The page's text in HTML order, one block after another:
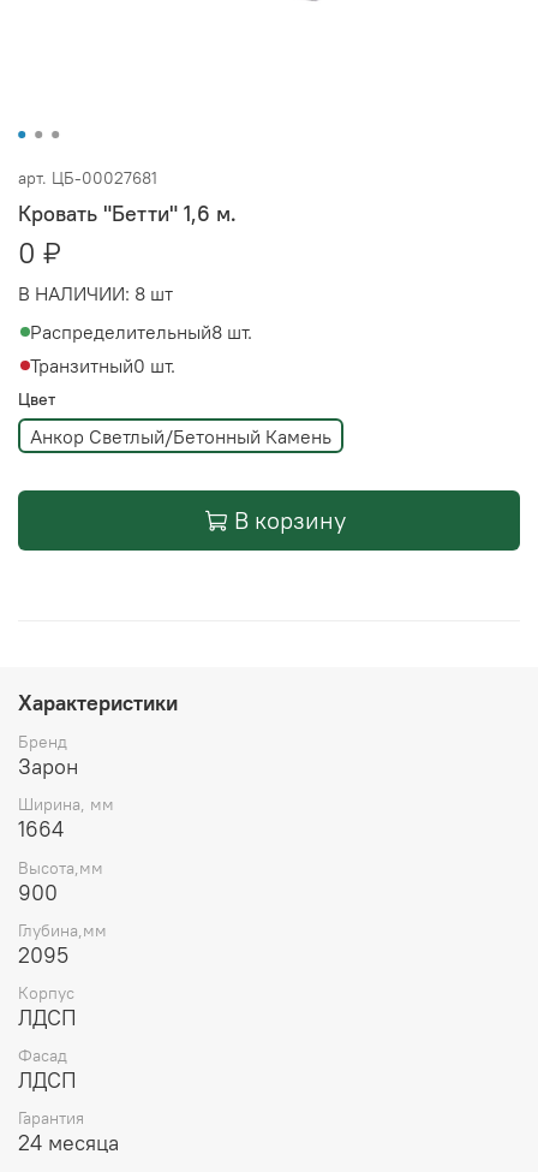
арт. ЦБ-00027681
Кровать "Бетти" 1,6 м.
0 ₽
В НАЛИЧИИ: 8 шт
Распределительный8 шт.
Транзитный0 шт.
Цвет
Анкор Светлый/Бетонный Камень
В корзину
Характеристики
Бренд
Зарон
Ширина, мм
1664
Высота,мм
900
Глубина,мм
2095
Корпус
ЛДСП
Фасад
ЛДСП
Гарантия
24 месяца